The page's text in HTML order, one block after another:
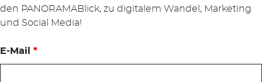
den PANORAMABlick, zu digitalem Wandel, Marketing
und Social Media!
E-Mail *